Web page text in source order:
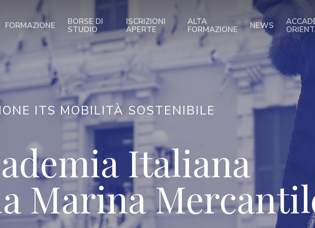
FORMAZIONE
BORSE DI
STUDIO
ISCRIZIONI
APERTE
ALTA
FORMAZIONE
NEWS
Italiana
Marina
ITS MOBILITÀ SOSTENIBILE